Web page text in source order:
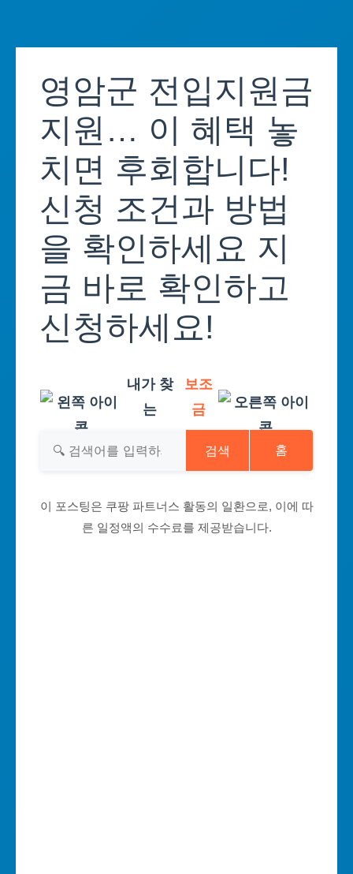
content영암군 전입지원금
지원… 이 혜택 놓
치면 후회합니다!
신청 조건과 방법
을 확인하세요 지
금 바로 확인하고
신청하세요!
내가 찾
는
보조
금
검색 홈
이 포스팅은 쿠팡 파트너스 활동의 일환으로, 이에 따
른 일정액의 수수료를 제공받습니다.